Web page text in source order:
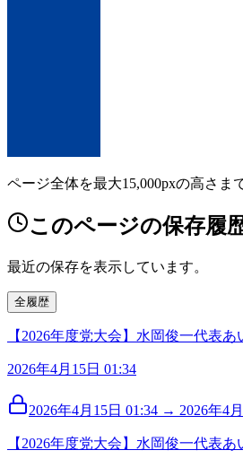
ページ全体を最大15,000pxの高さま
このページの保存履
最近の保存を表示しています。
全履歴
【2026年度党大会】水岡俊一代表
2026年4月15日 01:34
2026年4月15日 01:34 → 2026年4
【2026年度党大会】水岡俊一代表